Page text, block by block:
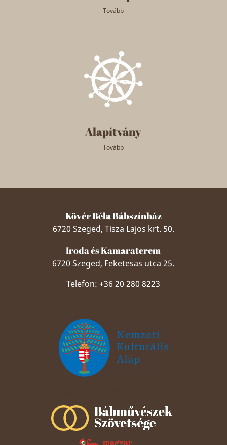
Tovább
Alapítvány
Tovább
Kövér Béla Bábszínház
6720 Szeged, Tisza Lajos krt. 50.
Iroda és Kamaraterem
6720 Szeged, Feketesas utca 25.
Telefon: +36 20 280 8223